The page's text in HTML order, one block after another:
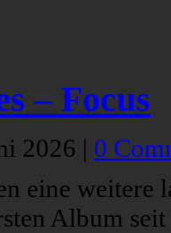
– Focus
2026 | 0
eine weitere
Album seit